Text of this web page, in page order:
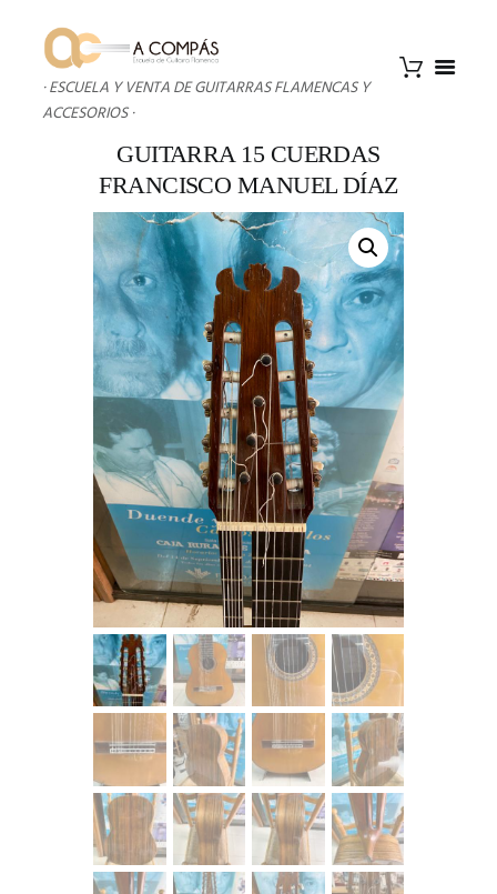
· ESCUELA Y VENTA DE GUITARRAS FLAMENCAS Y
ACCESORIOS ·
GUITARRA 15 CUERDAS
FRANCISCO MANUEL DÍAZ